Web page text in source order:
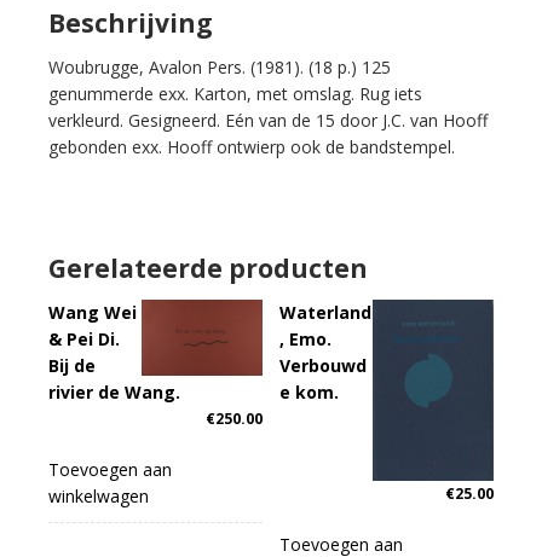
Beschrijving
Woubrugge, Avalon Pers. (1981). (18 p.) 125
genummerde exx. Karton, met omslag. Rug iets
verkleurd. Gesigneerd. Eén van de 15 door J.C. van Hooff
gebonden exx. Hooff ontwierp ook de bandstempel.
Gerelateerde producten
Wang Wei
& Pei Di.
Bij de
rivier de Wang.
€250.00
Toevoegen aan
winkelwagen
Waterland
, Emo.
Verbouwd
e kom.
€25.00
Toevoegen aan